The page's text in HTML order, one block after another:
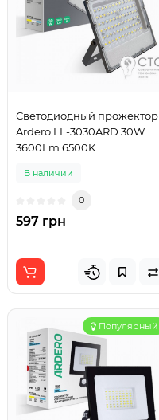
Светодиодный прожектор
Ardero LL-3030ARD 30W
3600Lm 6500K
В наличии
0
597 грн
Популярный